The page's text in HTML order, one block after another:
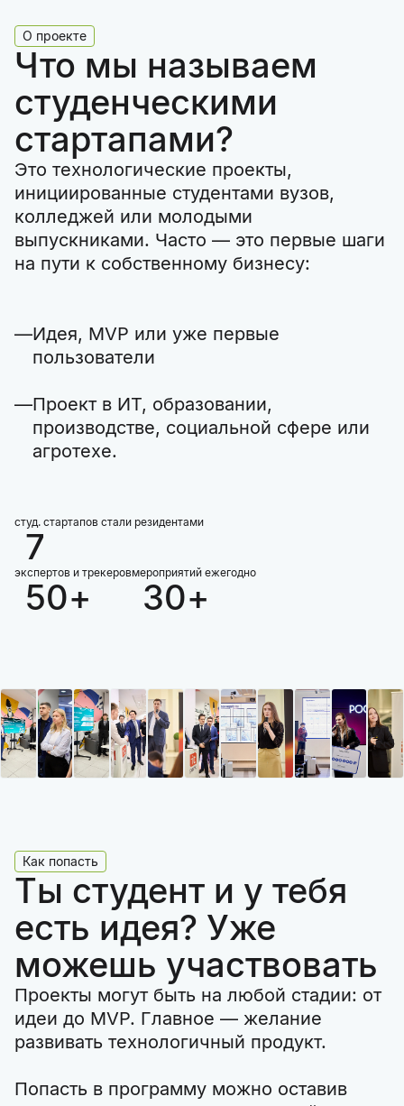
О проекте
Что мы называем
студенческими
стартапами?
Это технологические проекты,
инициированные студентами вузов,
колледжей или молодыми
выпускниками. Часто — это первые шаги
на пути к собственному бизнесу:
Идея, MVP или уже первые
пользователи
Проект в ИТ, образовании,
производстве, социальной сфере или
агротехе.
студ. стартапов стали резидентами
7
экспертов и трекеров
50+
мероприятий ежегодно
30+
Как попасть
Ты студент и у тебя
есть идея? Уже
можешь участвовать
Проекты могут быть на любой стадии: от
идеи до MVP. Главное — желание
развивать технологичный продукт.
Попасть в программу можно оставив